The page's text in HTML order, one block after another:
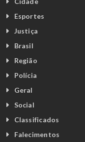
Esportes
Justiça
Brasil
Região
Polícia
Geral
Social
Classificados
Falecimentos